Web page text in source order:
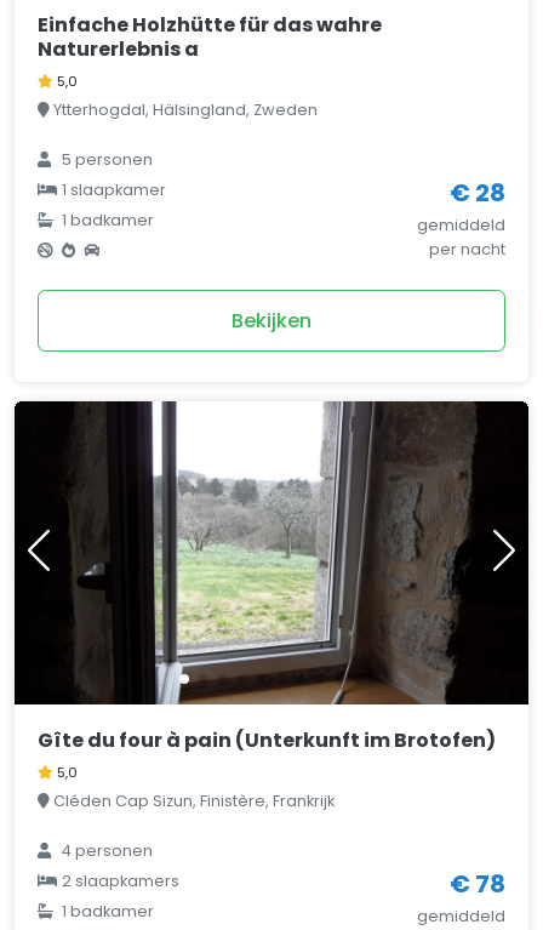
Einfache Holzhütte für das wahre
Naturerlebnis a
5,0
Ytterhogdal, Hälsingland, Zweden
5 personen
1 slaapkamer
1 badkamer
€ 28
gemiddeld
per nacht
Bekijken
Gîte du four à pain (Unterkunft im Brotofen)
5,0
Cléden Cap Sizun, Finistère, Frankrijk
4personen
2slaapkamers
1 badkamer
€ 78
gemiddeld